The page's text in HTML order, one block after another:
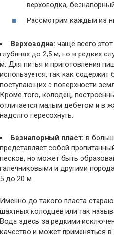
верховодка,
Рассмотрим каждый из
Верховодка: чаще всего этот
глубинах до 2,5 м, но в редких
м. Для питья и приготовления
используется, так как содержит
поступающих с поверхности
Кроме того, колодец,
отличается малым дебетом и в
надолго пересохнуть.
Безнапорный пласт: в
представляет собой
песков, но может быть
галечниковыми и другими
5 до 20 м.
Именно до такого пласта
шахтных колодцев или так
Вода здесь за редкими
качество и может применяться в